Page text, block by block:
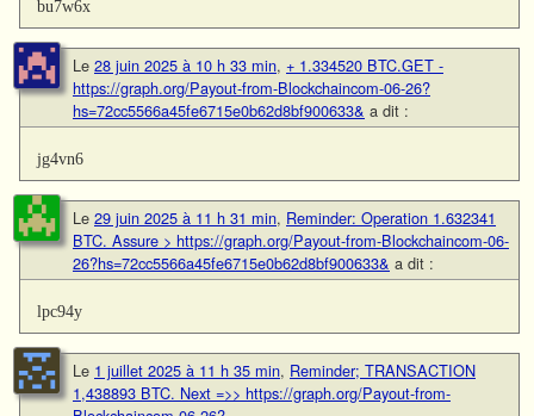
bu7w6x
Le 28 juin 2025 à 10 h 33 min, + 1.334520 BTC.GET -
https://graph.org/Payout-from-Blockchaincom-06-26?
hs=72cc5566a45fe6715e0b62d8bf900633& a dit :
jg4vn6
Le 29 juin 2025 à 11 h 31 min, Reminder: Operation 1.632341
BTC. Assure > https://graph.org/Payout-from-Blockchaincom-06-
26?hs=72cc5566a45fe6715e0b62d8bf900633& a dit :
lpc94y
Le 1 juillet 2025 à 11 h 35 min, Reminder; TRANSACTION
1,438893 BTC. Next =>> https://graph.org/Payout-from-